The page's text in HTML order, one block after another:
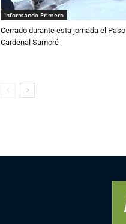
Informando Primero
Cerrado durante esta jornada el Paso
Cardenal Samoré